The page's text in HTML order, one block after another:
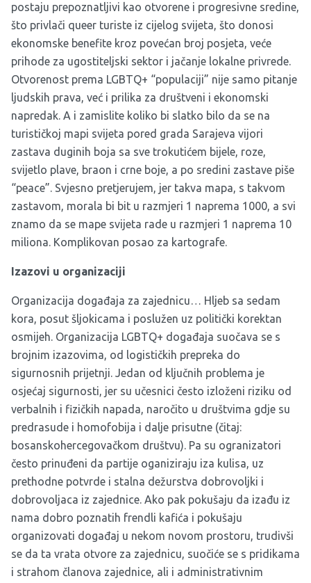
postaju prepoznatljivi kao otvorene i progresivne sredine,
što privlači queer turiste iz cijelog svijeta, što donosi
ekonomske benefite kroz povećan broj posjeta, veće
prihode za ugostiteljski sektor i jačanje lokalne privrede.
Otvorenost prema LGBTQ+ “populaciji” nije samo pitanje
ljudskih prava, već i prilika za društveni i ekonomski
napredak. A i zamislite koliko bi slatko bilo da se na
turističkoj mapi svijeta pored grada Sarajeva vijori
zastava duginih boja sa sve trokutićem bijele, roze,
svijetlo plave, braon i crne boje, a po sredini zastave piše
“peace”. Svjesno pretjerujem, jer takva mapa, s takvom
zastavom, morala bi bit u razmjeri 1 naprema 1000, a svi
znamo da se mape svijeta rade u razmjeri 1 naprema 10
miliona. Komplikovan posao za kartografe.
Izazovi u organizaciji
Organizacija događaja za zajednicu… Hljeb sa sedam
kora, posut šljokicama i poslužen uz politički korektan
osmijeh. Organizacija LGBTQ+ događaja suočava se s
brojnim izazovima, od logističkih prepreka do
sigurnosnih prijetnji. Jedan od ključnih problema je
osjećaj sigurnosti, jer su učesnici često izloženi riziku od
verbalnih i fizičkih napada, naročito u društvima gdje su
predrasude i homofobija i dalje prisutne (čitaj:
bosanskohercegovačkom društvu). Pa su ogranizatori
često prinuđeni da partije oganiziraju iza kulisa, uz
prethodne potvrde i stalna dežurstva dobrovoljki i
dobrovoljaca iz zajednice. Ako pak pokušaju da izađu iz
nama dobro poznatih frendli kafića i pokušaju
organizovati događaj u nekom novom prostoru, trudivši
se da ta vrata otvore za zajednicu, suočiće se s pridikama
i strahom članova zajednice, ali i administrativnim